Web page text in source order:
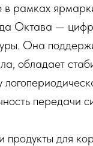
рамках
Октава —
Она
обладает
передачи
для